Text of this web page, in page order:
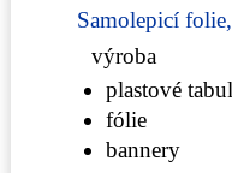
Samolepicí
výroba
plastové
fólie
bannery